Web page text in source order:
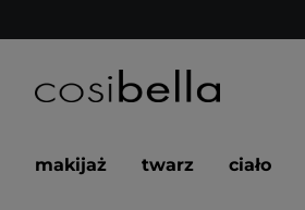
makijaż twarz ciało